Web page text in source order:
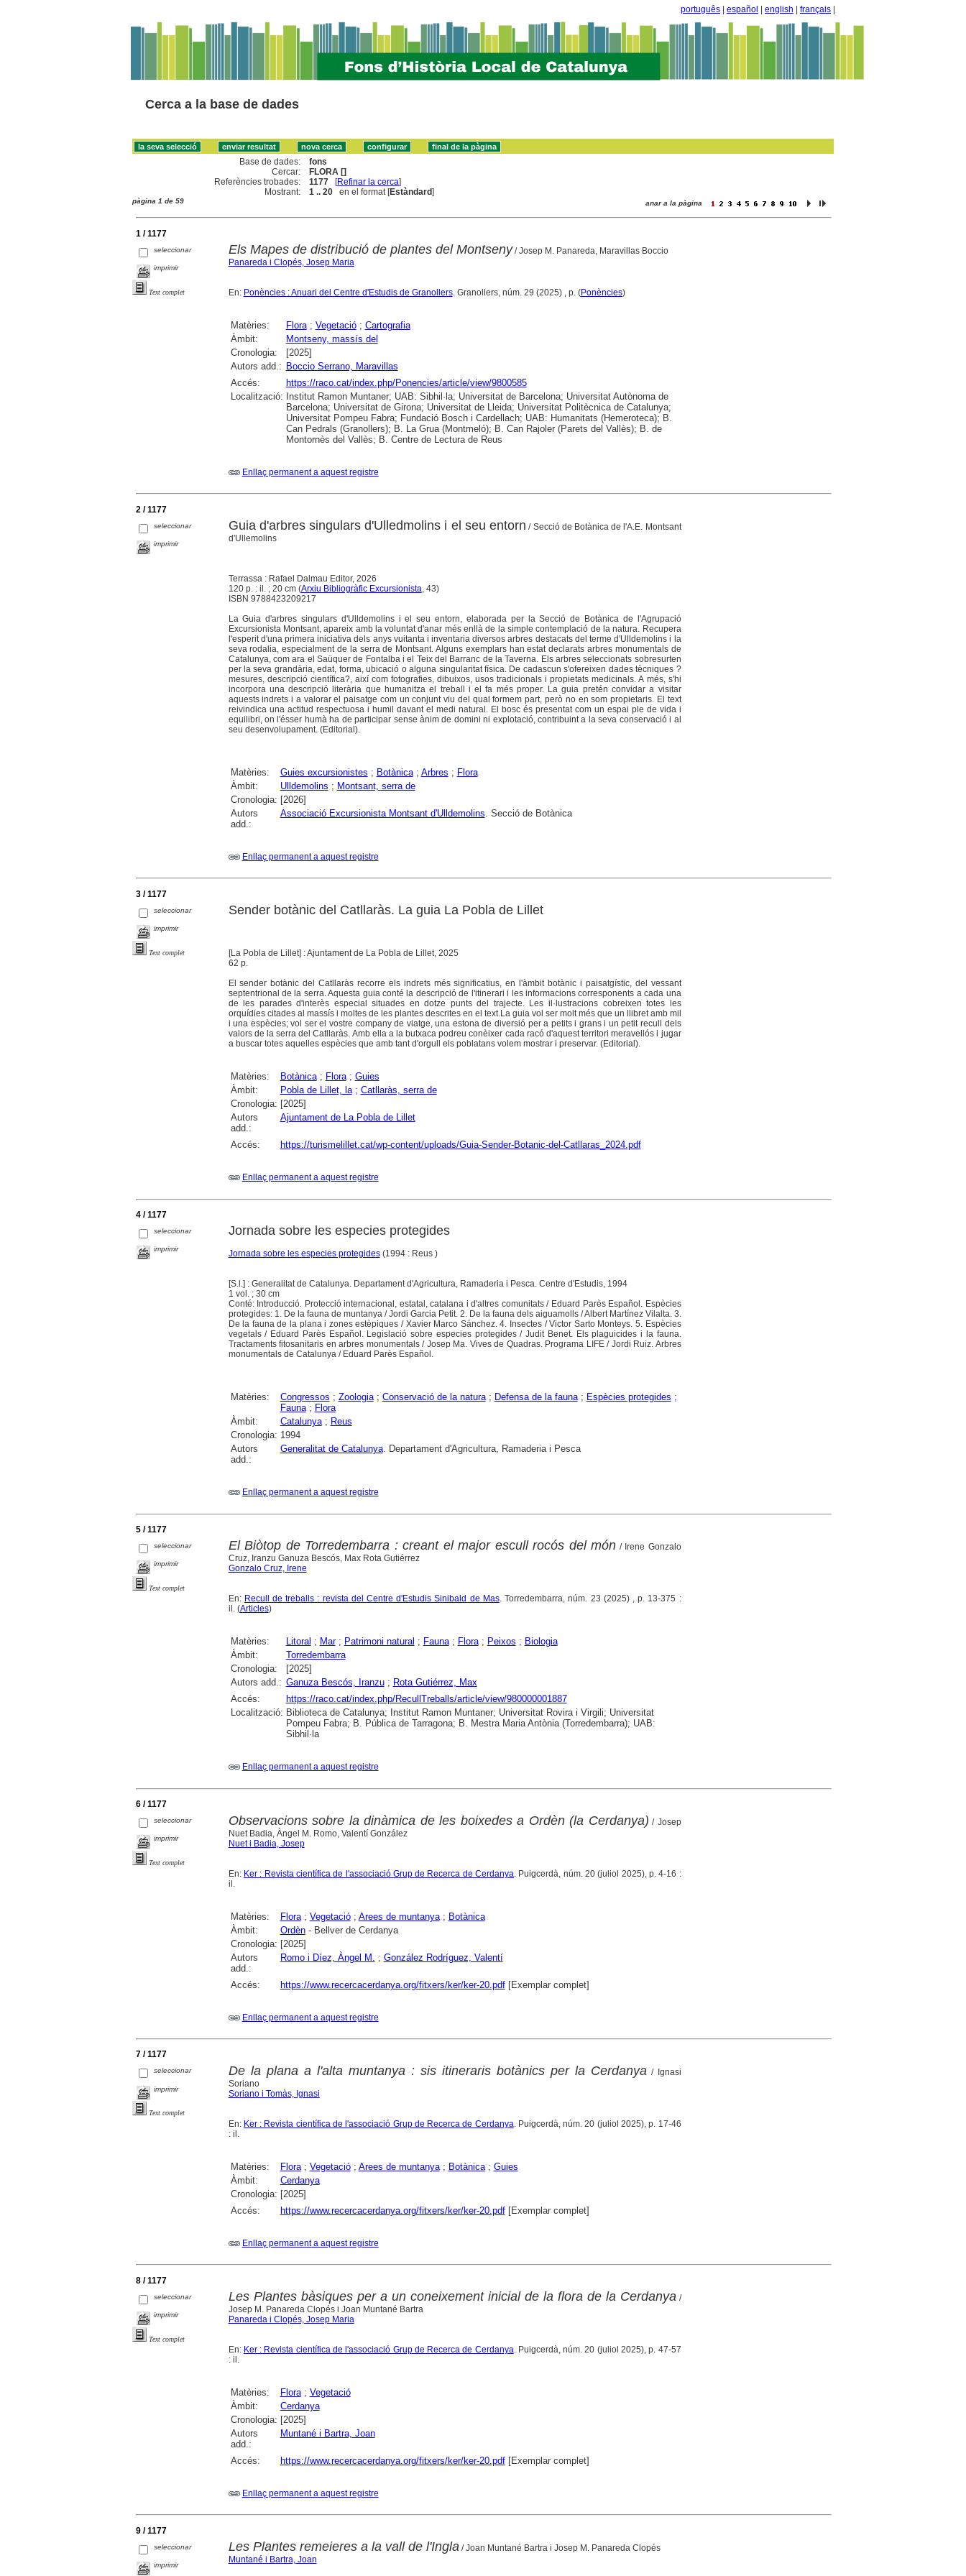
português español english français
Cerca a la base de dades
Base de dades:
fons
Cercar:
FLORA []
Referències trobades:
1177 [Refinar la cerca]
Mostrant:
1 .. 20 en el format [Estàndard]
pàgina 1 de 59 anar a la pàgina
1 / 1177
seleccionar
imprimir
Text complet
Els Mapes de distribució de plantes del Montseny/ Josep M. Panareda, Maravillas Boccio
Panareda i Clopés, Josep Maria
En: Ponències : Anuari del Centre d'Estudis de Granollers. Granollers, núm. 29 (2025) , p. (Ponències)
Matèries: Flora; Vegetació; Cartografia
Àmbit:
Montseny, massís del
Cronologia:
[2025]
Autors add.: Boccio Serrano, Maravillas
Accés:
https://raco.cat/index.php/Ponencies/article/view/9800585
Localització: Institut Ramon Muntaner; UAB: Sibhil·la; Universitat de Barcelona; Universitat Autònoma de
Barcelona; Universitat de Girona; Universitat de Lleida; Universitat Politècnica de Catalunya;
Universitat Pompeu Fabra; Fundació Bosch i Cardellach; UAB: Humanitats (Hemeroteca); B.
Can Pedrals (Granollers); B. La Grua (Montmeló); B. Can Rajoler (Parets del Vallès); B. de
Montornès del Vallès; B. Centre de Lectura de Reus
Enllaç permanent a aquest registre
2 / 1177
seleccionar
imprimir
Guia d'arbres singulars d'Ulledmolins i el seu entorn / Secció de Botànica de l'A.E. Montsant
d'Ullemolins
Terrassa : Rafael Dalmau Editor, 2026
120 p. : il. ; 20 cm (Arxiu Bibliogràfic Excursionista, 43)
ISBN 9788423209217
La Guia d'arbres singulars d'Ulldemolins i el seu entorn, elaborada per la Secció de Botànica de l'Agrupació
Excursionista Montsant, apareix amb la voluntat d'anar més enllà de la simple contemplació de la natura. Recupera
l'esperit d'una primera iniciativa dels anys vuitanta i inventaria diversos arbres destacats del terme d'Ulldemolins i la
seva rodalia, especialment de la serra de Montsant. Alguns exemplars han estat declarats arbres monumentals de
Catalunya, com ara el Saüquer de Fontalba i el Teix del Barranc de la Taverna. Els arbres seleccionats sobresurten
per la seva grandària, edat, forma, ubicació o alguna singularitat física. De cadascun s'ofereixen dades tècniques ?
mesures, descripció científica?, així com fotografies, dibuixos, usos tradicionals i propietats medicinals. A més, s'hi
incorpora una descripció literària que humanitza el treball i el fa més proper. La guia pretén convidar a visitar
aquests indrets i a valorar el paisatge com un conjunt viu del qual formem part, però no en som propietaris. El text
reivindica una actitud respectuosa i humil davant el medi natural. El bosc és presentat com un espai ple de vida i
equilibri, on l'ésser humà ha de participar sense ànim de domini ni explotació, contribuint a la seva conservació i al
seu desenvolupament. (Editorial).
Matèries: Guies excursionistes ; Botànica; Arbres ; Flora
Àmbit:
Ulldemolins ; Montsant, serra de
Cronologia: [2026]
Autors
add.:
Associació Excursionista Montsant d'Ulldemolins. Secció de Botànica
Enllaç permanent a aquest registre
3 / 1177
seleccionar
imprimir
Text complet
Sender botànic del Catllaràs. La guia La Pobla de Lillet
[La Pobla de Lillet] : Ajuntament de La Pobla de Lillet, 2025
62 p.
El sender botànic del Catllaràs recorre els indrets més significatius, en l'àmbit botànic i paisatgístic, del vessant
septentrional de la serra. Aquesta guia conté la descripció de l'itinerari i les informacions corresponents a cada una
de les parades d'interès especial situades en dotze punts del trajecte. Les il·lustracions cobreixen totes les
orquídies citades al massís i moltes de les plantes descrites en el text.La guia vol ser molt més que un llibret amb mil
i una espècies; vol ser el vostre company de viatge, una estona de diversió per a petits i grans i un petit recull dels
valors de la serra del Catllaràs. Amb ella a la butxaca podreu conèixer cada racó d'aquest territori meravellós i jugar
a buscar totes aquelles espècies que amb tant d'orgull els poblatans volem mostrar i preservar. (Editorial).
Matèries: Botànica; Flora; Guies
Àmbit:
Pobla de Lillet, la; Catllaràs, serra de
Cronologia: [2025]
Autors
add.:
Ajuntament de La Pobla de Lillet
Accés: https://turismelillet.cat/wp-content/uploads/Guia-Sender-Botanic-del-Catllaras_2024.pdf
Enllaç permanent a aquest registre
4 / 1177
seleccionar
imprimir
Jornada sobre les especies protegides
Jornada sobre les especies protegides(1994 : Reus )
[S.l.] : Generalitat de Catalunya. Departament d'Agricultura, Ramaderia i Pesca. Centre d'Estudis, 1994
1 vol. ; 30 cm
Conté: Introducció. Protecció internacional, estatal, catalana i d'altres comunitats / Eduard Parès Español. Espècies
protegides: 1. De la fauna de muntanya / Jordi Garcia Petit. 2. De la fauna dels aiguamolls / Albert Martínez Vilalta. 3.
De la fauna de la plana i zones estèpiques / Xavier Marco Sánchez. 4. Insectes / Victor Sarto Monteys. 5. Espècies
vegetals / Eduard Parès Español. Legislació sobre especies protegides / Judit Benet. Els plaguicides i la fauna.
Tractaments fitosanitaris en arbres monumentals / Josep Ma. Vives de Quadras. Programa LIFE / Jordi Ruiz. Arbres
monumentals de Catalunya / Eduard Parès Español.
Matèries: Congressos ; Zoologia; Conservació de la natura; Defensa de la fauna; Espècies protegides ;
Fauna; Flora
Àmbit:
Catalunya; Reus
Cronologia: 1994
Autors
add.:
Generalitat de Catalunya. Departament d'Agricultura, Ramaderia i Pesca
Enllaç permanent a aquest registre
5 / 1177
seleccionar
imprimir
Text complet
El Biòtop de Torredembarra : creant el major escull rocós del món / Irene Gonzalo
Cruz, Iranzu Ganuza Bescós, Max Rota Gutiérrez
Gonzalo Cruz, Irene
En: Recull de treballs : revista del Centre d'Estudis Sinibald de Mas. Torredembarra, núm. 23 (2025) , p. 13-375 :
il. (Articles)
Matèries: Litoral ; Mar; Patrimoni natural ; Fauna; Flora; Peixos ; Biologia
Àmbit:
Torredembarra
Cronologia:
[2025]
Autors add.: Ganuza Bescós, Iranzu; Rota Gutiérrez, Max
Accés:
https://raco.cat/index.php/RecullTreballs/article/view/980000001887
Localització: Biblioteca de Catalunya; Institut Ramon Muntaner; Universitat Rovira i Virgili; Universitat
Pompeu Fabra; B. Pública de Tarragona; B. Mestra Maria Antònia (Torredembarra); UAB:
Sibhil·la
Enllaç permanent a aquest registre
6 / 1177
seleccionar
imprimir
Text complet
Observacions sobre la dinàmica de les boixedes a Ordèn (la Cerdanya) / Josep
Nuet Badia, Àngel M. Romo, Valentí González
Nuet i Badia, Josep
En: Ker : Revista científica de l'associació Grup de Recerca de Cerdanya . Puigcerdà, núm. 20 (juliol 2025), p. 4-16 :
il.
Matèries: Flora; Vegetació; Arees de muntanya; Botànica
Àmbit:
Ordèn- Bellver de Cerdanya
Cronologia: [2025]
Autors
add.:
Romo i Díez, Àngel M. ; González Rodríguez, Valentí
Accés: https://www.recercacerdanya.org/fitxers/ker/ker-20.pdf[Exemplar complet]
Enllaç permanent a aquest registre
7 / 1177
seleccionar
imprimir
Text complet
De la plana a l'alta muntanya : sis itineraris botànics per la Cerdanya / Ignasi
Soriano
Soriano i Tomàs, Ignasi
En: Ker : Revista científica de l'associació Grup de Recerca de Cerdanya . Puigcerdà, núm. 20 (juliol 2025), p. 17-46
: il.
Matèries: Flora; Vegetació; Arees de muntanya; Botànica; Guies
Àmbit:
Cerdanya
Cronologia: [2025]
Accés:
https://www.recercacerdanya.org/fitxers/ker/ker-20.pdf[Exemplar complet]
Enllaç permanent a aquest registre
8 / 1177
seleccionar
imprimir
Text complet
Les Plantes bàsiques per a un coneixement inicial de la flora de la Cerdanya /
Josep M. Panareda Clopés i Joan Muntané Bartra
Panareda i Clopés, Josep Maria
En: Ker : Revista científica de l'associació Grup de Recerca de Cerdanya . Puigcerdà, núm. 20 (juliol 2025), p. 47-57
: il.
Matèries: Flora; Vegetació
Àmbit:
Cerdanya
Cronologia: [2025]
Autors
add.:
Muntané i Bartra, Joan
Accés: https://www.recercacerdanya.org/fitxers/ker/ker-20.pdf[Exemplar complet]
Enllaç permanent a aquest registre
9 / 1177
seleccionar
imprimir
Les Plantes remeieres a la vall de l'Ingla/ Joan Muntané Bartra i Josep M. Panareda Clopés
Muntané i Bartra, Joan